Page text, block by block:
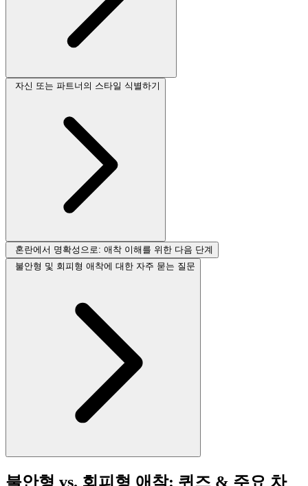
자신 또는 파트너의 스타일 식별하기
혼란에서 명확성으로: 애착 이해를 위한 다음 단계
불안형 및 회피형 애착에 대한 자주 묻는 질문
불안형 vs. 회피형 애착: 퀴즈 & 주요 차